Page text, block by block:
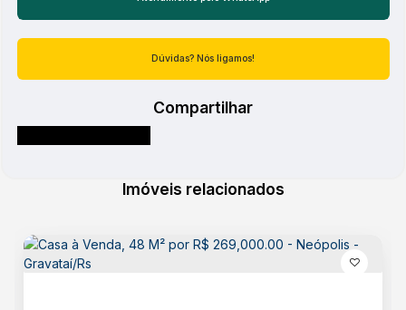
Básico
Destaques
Dúvidas? Nós ligamos!
Compartilhar
Imóveis relacionados